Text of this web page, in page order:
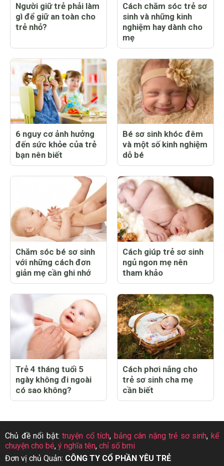
Người giữ trẻ phải làm
gì để giữ an toàn cho
trẻ nhỏ?
Cách chăm sóc trẻ sơ
sinh và những kinh
nghiệm hay dành cho
mẹ
6 nguy cơ ảnh hưởng
đến sức khỏe của trẻ
bạn nên biết
Bé sơ sinh khóc đêm
và một số kinh nghiệm
dỗ bé
Chăm sóc bé sơ sinh
với những cách đơn
giản mẹ cần ghi nhớ
Cách giúp trẻ sơ sinh
ngủ ngon mẹ nên
tham khảo
Trẻ 4 tháng tuổi 5
ngày không đi ngoài
có sao không?
Cách phơi nắng cho
trẻ sơ sinh cha mẹ
cần biết
Chủ đề nổi bật:truyện cổ tích, bảng cân nặng trẻ sơ sinh, kể
chuyện cho bé, ý nghĩa tên, chỉ số bmi
Đơn vị chủ Quản: CÔNG TY CỔ PHẦN YÊU TRẺ